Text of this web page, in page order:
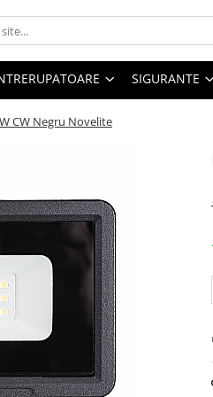
SIGURANTE
CW Negru Novelite